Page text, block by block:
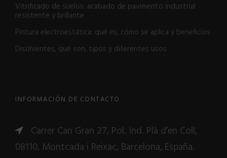
Vitrificado de suelos: acabado de pavimento industrial
resistente y brillante
Pintura electroestática: qué es, cómo se aplica y beneficios
Disolventes, qué son, tipos y diferentes usos
INFORMACIÓN DE CONTACTO
Carrer Can Gran 27, Pol. Ind. Plà d’en Coll,
08110, Montcada i Reixac, Barcelona, España.